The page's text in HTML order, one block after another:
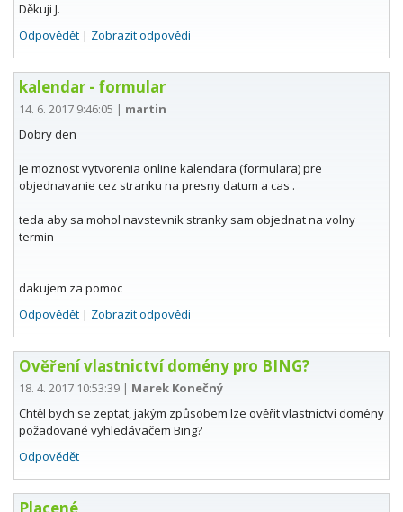
Děkuji J.
Odpovědět | Zobrazit odpovědi
kalendar - formular
14. 6. 2017 9:46:05 | martin
Dobry den
Je moznost vytvorenia online kalendara (formulara) pre
objednavanie cez stranku na presny datum a cas .
teda aby sa mohol navstevnik stranky sam objednat na volny
termin
dakujem za pomoc
Odpovědět | Zobrazit odpovědi
Ověření vlastnictví domény pro BING?
18. 4. 2017 10:53:39 | Marek Konečný
Chtěl bych se zeptat, jakým způsobem lze ověřit vlastnictví domény
požadované vyhledávačem Bing?
Odpovědět